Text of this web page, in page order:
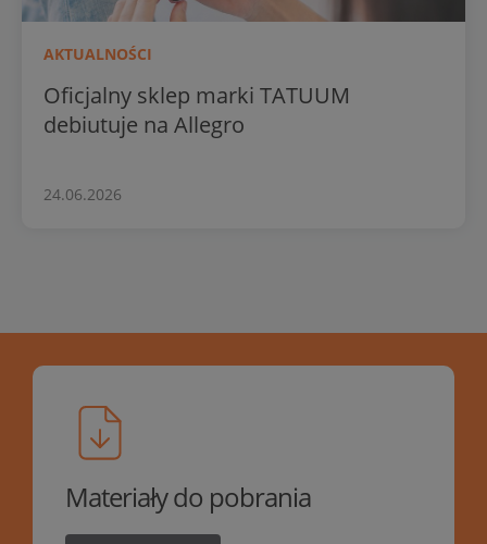
AKTUALNOŚCI
Oficjalny sklep marki TATUUM
debiutuje na Allegro
24.06.2026
Materiały do pobrania